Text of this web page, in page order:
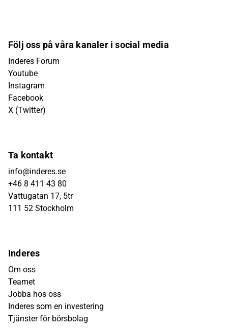
Följ oss på våra kanaler i social media
Inderes Forum
Youtube
Instagram
Facebook
X (Twitter)
Ta kontakt
info@inderes.se
+46 8 411 43 80
Vattugatan 17, 5tr
111 52 Stockholm
Inderes
Om oss
Teamet
Jobba hos oss
Inderes som en investering
Tjänster för börsbolag